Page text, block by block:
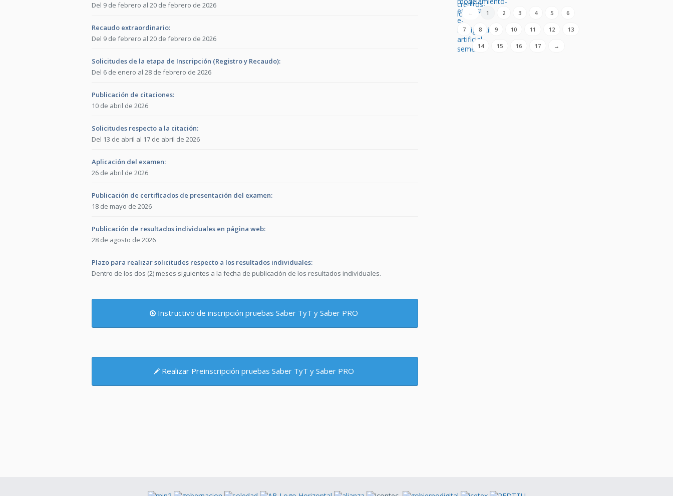
Del 9 de febrero al 20 de febrero de 2026
Recaudo extraordinario:
Del 9 de febrero al 20 de febrero de 2026
Solicitudes de la etapa de Inscripción (Registro y Recaudo):
Del 6 de enero al 28 de febrero de 2026
Publicación de citaciones:
10 de abril de 2026
Solicitudes respecto a la citación:
Del 13 de abril al 17 de abril de 2026
Aplicación del examen:
26 de abril de 2026
Publicación de certificados de presentación del examen:
18 de mayo de 2026
Publicación de resultados individuales en página web:
28 de agosto de 2026
Plazo para realizar solicitudes respecto a los resultados individuales:
Dentro de los dos (2) meses siguientes a la fecha de publicación de los resultados individuales.
Instructivo de inscripción pruebas Saber TyT y Saber PRO
Realizar Preinscripción pruebas Saber TyT y Saber PRO
← 1 2 3 4 5 6
7 8 9 10 11 12 13
14 15 16 17 →